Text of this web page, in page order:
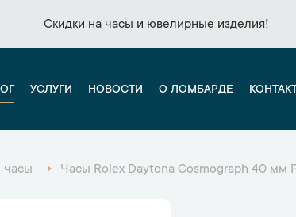
Скидки на часы и ювелирные изделия!
Скидки на часы и ювелирные изделия!
УСЛУГИ НОВОСТИ О ЛОМБАРДЕ
часы Часы Rolex Daytona Cosmograph 40 мм